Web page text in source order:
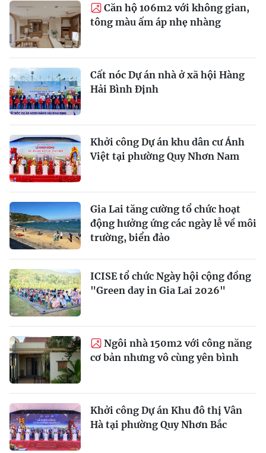
Căn hộ 106m2 với không gian,
tông màu ấm áp nhẹ nhàng
Cất nóc Dự án nhà ở xã hội Hàng
Hải Bình Định
Khởi công Dự án khu dân cư Ánh
Việt tại phường Quy Nhơn Nam
Gia Lai tăng cường tổ chức hoạt
động hưởng ứng các ngày lễ về môi
trường, biển đảo
ICISE tổ chức Ngày hội cộng đồng
"Green day in Gia Lai 2026"
Ngôi nhà 150m2 với công năng
cơ bản nhưng vô cùng yên bình
Khởi công Dự án Khu đô thị Vân
Hà tại phường Quy Nhơn Bắc